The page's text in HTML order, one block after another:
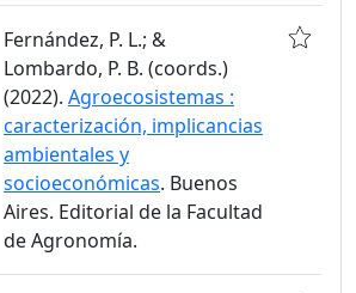
Fernández, P. L.; &
Lombardo, P. B. (coords.)
(2022). Agroecosistemas :
caracterización, implicancias
ambientales y
socioeconómicas. Buenos
Aires. Editorial de la Facultad
de Agronomía.